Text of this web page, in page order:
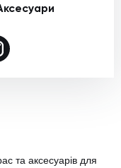
та аксесуарів для